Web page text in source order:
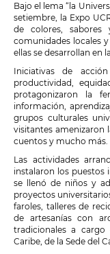
Bajo el lema “la
setiembre, la Expo
de colores,
comunidades locales
ellas se desarrollan en
Iniciativas de
productividad,
protagonizaron la
información,
grupos culturales
visitantes amenizaron
cuentos y mucho más.
Las actividades
instalaron los puestos
se llenó de niños y
proyectos
faroles, talleres de
de artesanías con
tradicionales a
Caribe, de la Sede del